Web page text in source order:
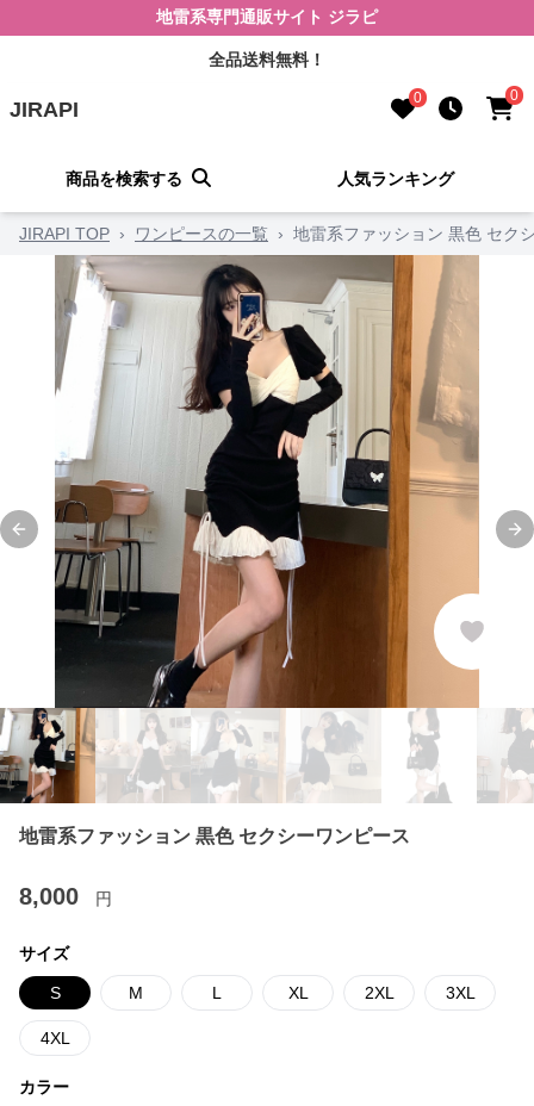
地雷系専門通販サイト ジラピ
全品送料無料！
JIRAPI 0 0
商品を検索する 人気ランキング
JIRAPI TOP › ワンピースの一覧 › 地雷系ファッション 黒色 セク
Previous slide
地雷系ファッション 黒色 セクシーワンピース
8,000 円
サイズ
S M L XL 2XL 3XL
4XL
カラー